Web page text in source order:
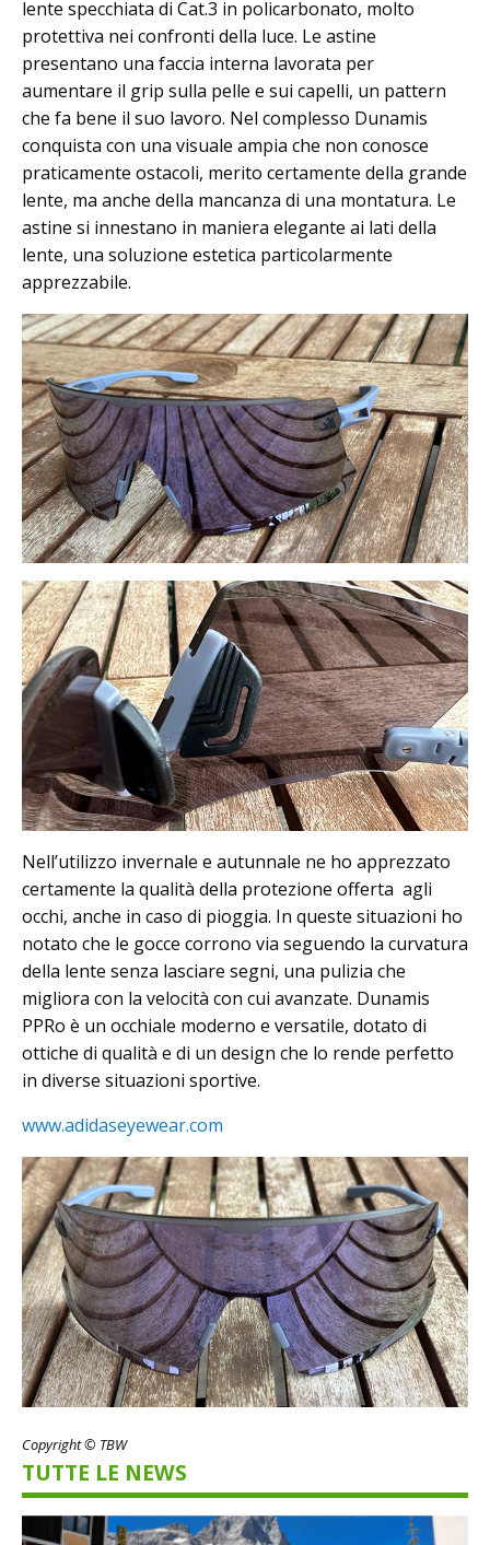
lente specchiata di Cat.3 in policarbonato, molto
protettiva nei confronti della luce. Le astine
presentano una faccia interna lavorata per
aumentare il grip sulla pelle e sui capelli, un pattern
che fa bene il suo lavoro. Nel complesso Dunamis
conquista con una visuale ampia che non conosce
praticamente ostacoli, merito certamente della grande
lente, ma anche della mancanza di una montatura. Le
astine si innestano in maniera elegante ai lati della
lente, una soluzione estetica particolarmente
apprezzabile.
Nell’utilizzo invernale e autunnale ne ho apprezzato
certamente la qualità della protezione offerta agli
occhi, anche in caso di pioggia. In queste situazioni ho
notato che le gocce corrono via seguendo la curvatura
della lente senza lasciare segni, una pulizia che
migliora con la velocità con cui avanzate. Dunamis
PPRo è un occhiale moderno e versatile, dotato di
ottiche di qualità e di un design che lo rende perfetto
in diverse situazioni sportive.
www.adidaseyewear.com
Copyright © TBW
TUTTE LE NEWS